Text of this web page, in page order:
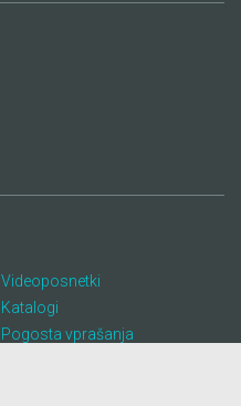
Videoposnetki
Katalogi
Pogosta vprašanja